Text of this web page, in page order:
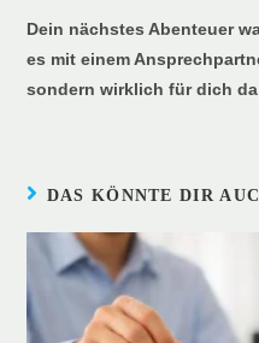
Dein nächstes Abenteuer
es mit einem
sondern wirklich für dich
DAS KÖNNTE DIR